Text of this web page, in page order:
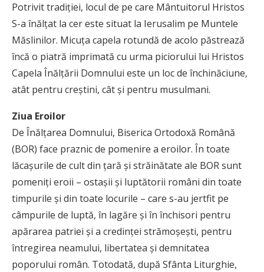
Potrivit tradiţiei, locul de pe care Mântuitorul Hristos
S-a înălţat la cer este situat la Ierusalim pe Muntele
Măslinilor. Micuţa capela rotundă de acolo păstrează
încă o piatră imprimată cu urma piciorului lui Hristos
Capela Înălţării Domnului este un loc de închinăciune,
atât pentru creştini, cât şi pentru musulmani.
Ziua Eroilor
De Înălţarea Domnului, Biserica Ortodoxă Română
(BOR) face praznic de pomenire a eroilor. În toate
lăcaşurile de cult din ţară şi străinătate ale BOR sunt
pomeniţi eroii – ostaşii şi luptătorii români din toate
timpurile şi din toate locurile – care s-au jertfit pe
câmpurile de luptă, în lagăre şi în închisori pentru
apărarea patriei şi a credinţei strămoşeşti, pentru
întregirea neamului, libertatea şi demnitatea
poporului român. Totodată, după Sfânta Liturghie,